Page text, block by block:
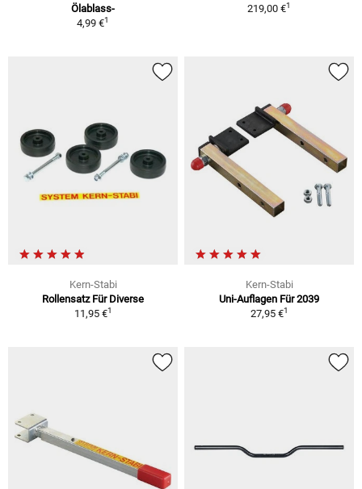
Ölablass-
4,99 €1
219,00 €1
Kern-Stabi
Rollensatz Für Diverse
11,95 €1
Kern-Stabi
Uni-Auflagen Für 2039
27,95 €1